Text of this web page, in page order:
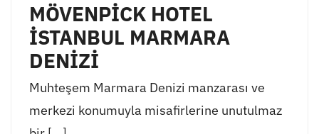
MÖVENPİCK HOTEL
İSTANBUL MARMARA
DENİZİ
Muhteşem Marmara Denizi manzarası ve
merkezi konumuyla misafirlerine unutulmaz